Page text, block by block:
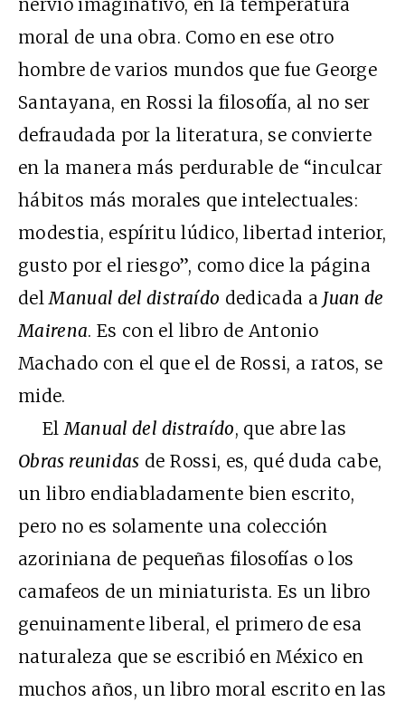
nervio imaginativo, en la temperatura
moral de una obra. Como en ese otro
hombre de varios mundos que fue George
Santayana, en Rossi la filosofía, al no ser
defraudada por la literatura, se convierte
en la manera más perdurable de “inculcar
hábitos más morales que intelectuales:
modestia, espíritu lúdico, libertad interior,
gusto por el riesgo”, como dice la página
delManual del distraído dedicada a Juan de
Mairena. Es con el libro de Antonio
Machado con el que el de Rossi, a ratos, se
mide.
ElManual del distraído, que abre las
Obras reunidas de Rossi, es, qué duda cabe,
un libro endiabladamente bien escrito,
pero no es solamente una colección
azoriniana de pequeñas filosofías o los
camafeos de un miniaturista. Es un libro
genuinamente liberal, el primero de esa
naturaleza que se escribió en México en
muchos años, un libro moral escrito en las